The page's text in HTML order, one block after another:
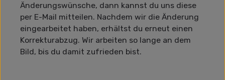
Änderungswünsche, dann kannst du uns diese
per E-Mail mitteilen. Nachdem wir die Änderung
eingearbeitet haben, erhältst du erneut einen
Korrekturabzug. Wir arbeiten so lange an dem
Bild, bis du damit zufrieden bist.